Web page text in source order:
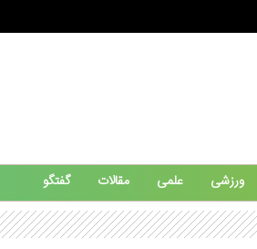
ورزشی علمی مقالات گفتگو